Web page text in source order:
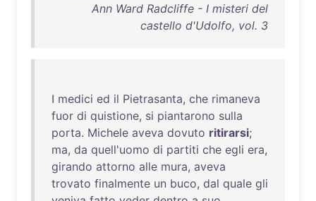
Ann Ward Radcliffe - I misteri del
castello d'Udolfo, vol. 3
I medici ed il Pietrasanta, che rimaneva
fuor di quistione, si piantarono sulla
porta. Michele aveva dovuto ritirarsi;
ma, da quell'uomo di partiti che egli era,
girando attorno alle mura, aveva
trovato finalmente un buco, dal quale gli